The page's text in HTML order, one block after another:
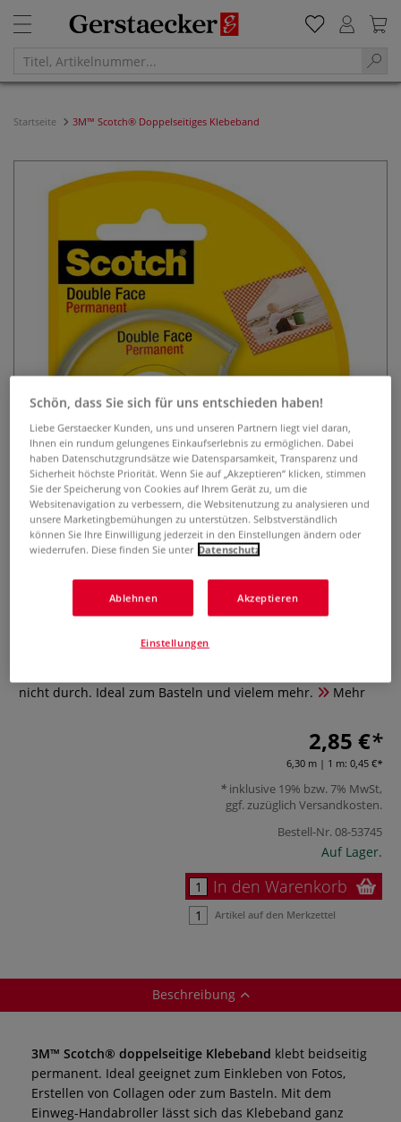
Startseite 3M™ Scotch® Doppelseitiges Klebeband
3M™ Scotch® Doppelseitiges
Klebeband
0 Bewertungen
Doppelseitig, permanet klebend - 3M™ Scotch®
nicht durch. Ideal zum Basteln und vielem mehr.
Mehr
2,85 €
6,30 m | 1 m: 0,45 €
inklusive 19% bzw. 7% MwSt,
ggf. zuzüglich Versandkosten.
Bestell-Nr.08-53745
Auf Lager.
In den Warenkorb
Artikel auf den Merkzettel
Beschreibung
3M™ Scotch® doppelseitige Klebeband klebt beidseitig
permanent. Ideal geeignet zum Einkleben von Fotos,
Erstellen von Collagen oder zum Basteln. Mit dem
Einweg-Handabroller lässt sich das Klebeband ganz
Schön, dass Sie sich für uns entschieden haben!
Liebe Gerstaecker Kunden, uns und unseren Partnern liegt viel daran,
Ihnen ein rundum gelungenes Einkaufserlebnis zu ermöglichen. Dabei
haben Datenschutzgrundsätze wie Datensparsamkeit, Transparenz und
Sicherheit höchste Priorität. Wenn Sie auf „Akzeptieren“ klicken, stimmen
Sie der Speicherung von Cookies auf Ihrem Gerät zu, um die
Websitenavigation zu verbessern, die Websitenutzung zu analysieren und
unsere Marketingbemühungen zu unterstützen. Selbstverständlich
können Sie Ihre Einwilligung jederzeit in den Einstellungen ändern oder
wiederrufen. Diese finden Sie unter Datenschutz
Ablehnen Akzeptieren
Einstellungen